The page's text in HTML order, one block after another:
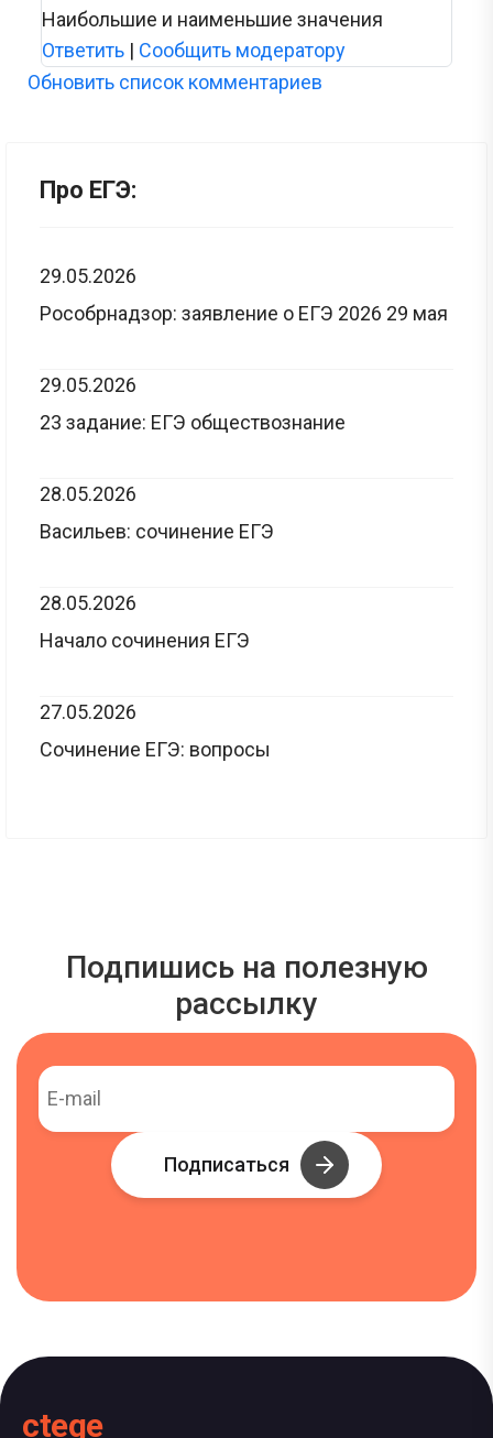
Наибольшие и наименьшие значения
Ответить | Сообщить модератору
Обновить список комментариев
Про ЕГЭ:
29.05.2026
Рособрнадзор: заявление о ЕГЭ 2026 29 мая
29.05.2026
23 задание: ЕГЭ обществознание
28.05.2026
Васильев: сочинение ЕГЭ
28.05.2026
Начало сочинения ЕГЭ
27.05.2026
Сочинение ЕГЭ: вопросы
Подпишись на полезную
рассылку
Подписаться
ctege